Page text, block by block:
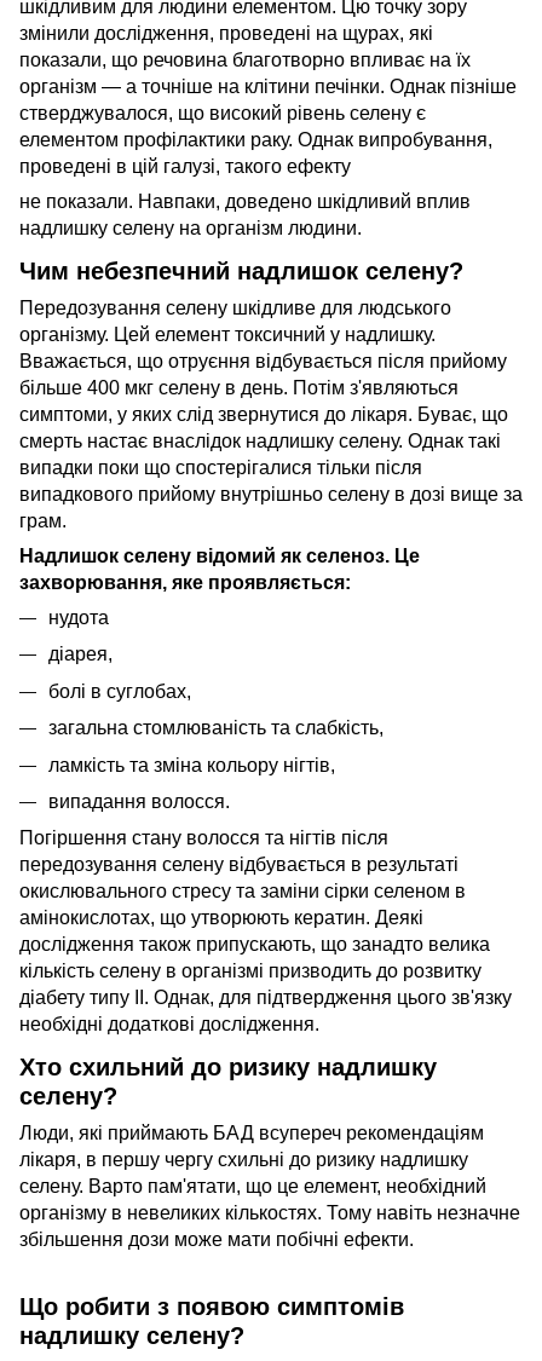
шкідливим для людини елементом. Цю точку зору
змінили дослідження, проведені на щурах, які
показали, що речовина благотворно впливає на їх
організм — а точніше на клітини печінки. Однак пізніше
стверджувалося, що високий рівень селену є
елементом профілактики раку. Однак випробування,
проведені в цій галузі, такого ефекту
не показали. Навпаки, доведено шкідливий вплив
надлишку селену на організм людини.
Чим небезпечний надлишок селену?
Передозування селену шкідливе для людського
організму. Цей елемент токсичний у надлишку.
Вважається, що отруєння відбувається після прийому
більше 400 мкг селену в день. Потім з'являються
симптоми, у яких слід звернутися до лікаря. Буває, що
смерть настає внаслідок надлишку селену. Однак такі
випадки поки що спостерігалися тільки після
випадкового прийому внутрішньо селену в дозі вище за
грам.
Надлишок селену відомий як селеноз. Це
захворювання, яке проявляється:
нудота
діарея,
болі в суглобах,
загальна стомлюваність та слабкість,
ламкість та зміна кольору нігтів,
випадання волосся.
Погіршення стану волосся та нігтів після
передозування селену відбувається в результаті
окислювального стресу та заміни сірки селеном в
амінокислотах, що утворюють кератин. Деякі
дослідження також припускають, що занадто велика
кількість селену в організмі призводить до розвитку
діабету типу II. Однак, для підтвердження цього зв'язку
необхідні додаткові дослідження.
Хто схильний до ризику надлишку
селену?
Люди, які приймають БАД всупереч рекомендаціям
лікаря, в першу чергу схильні до ризику надлишку
селену. Варто пам'ятати, що це елемент, необхідний
організму в невеликих кількостях. Тому навіть незначне
збільшення дози може мати побічні ефекти.
Що робити з появою симптомів
надлишку селену?